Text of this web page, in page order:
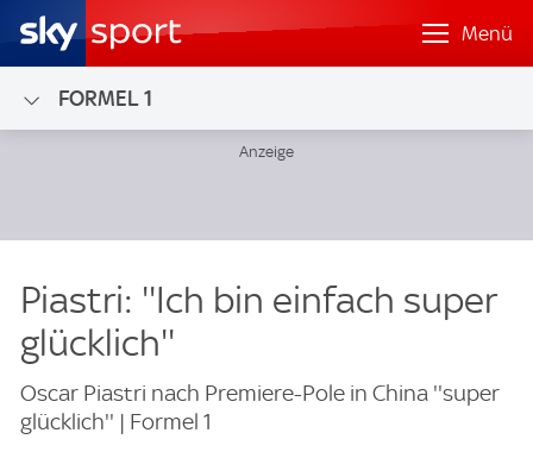
Menü
FORMEL 1
Piastri: ''Ich bin einfach super
glücklich''
Oscar Piastri nach Premiere-Pole in China ''super
glücklich'' | Formel 1